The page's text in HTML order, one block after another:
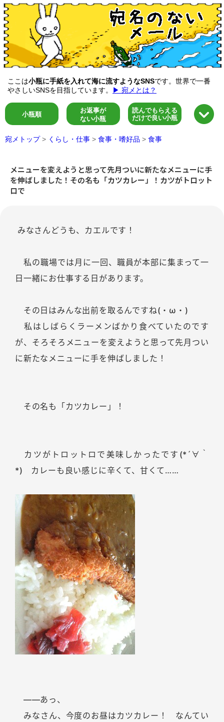
ここは小瓶に手紙を入れて海に流すようなSNSです。世界で一番
やさしいSNSを目指しています。
▶ 宛メとは？
小瓶順
お返事が
ない小瓶
読んでもらえる
だけで良い小瓶
宛メトップ > くらし・仕事 > 食事・嗜好品 > 食事
メニューを変えようと思って先月ついに新たなメニューに手
を伸ばしました！その名も「カツカレー」！カツがトロット
ロで
みなさんどうも、カエルです！
私の職場では月に一回、職員が本部に集まって一
日一緒にお仕事する日があります。
その日はみんな出前を取るんですね(・ω・)
私はしばらくラーメンばかり食べていたのです
が、そろそろメニューを変えようと思って先月つい
に新たなメニューに手を伸ばしました！
その名も「カツカレー」！
カツがトロットロで美味しかったです(*´∀｀
*) カレーも良い感じに辛くて、甘くて……
――あっ、
みなさん、今度のお昼はカツカレー！ なんてい